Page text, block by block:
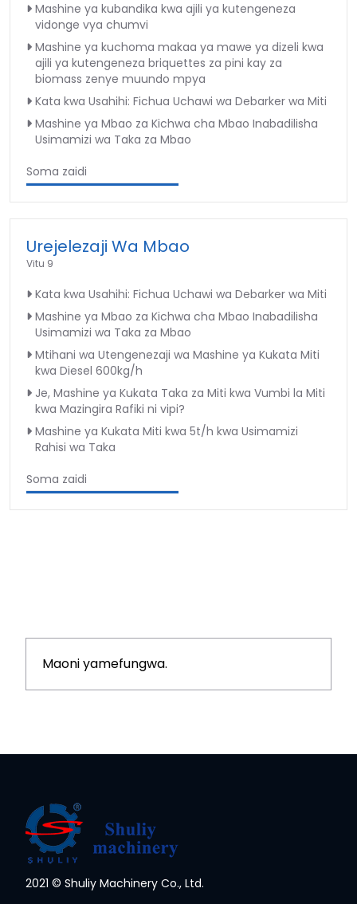
Mashine ya kubandika kwa ajili ya kutengeneza
vidonge vya chumvi
Mashine ya kuchoma makaa ya mawe ya dizeli kwa
ajili ya kutengeneza briquettes za pini kay za
biomass zenye muundo mpya
Kata kwa Usahihi: Fichua Uchawi wa Debarker wa Miti
Mashine ya Mbao za Kichwa cha Mbao Inabadilisha
Usimamizi wa Taka za Mbao
Soma zaidi
Urejelezaji Wa Mbao
Vitu 9
Kata kwa Usahihi: Fichua Uchawi wa Debarker wa Miti
Mashine ya Mbao za Kichwa cha Mbao Inabadilisha
Usimamizi wa Taka za Mbao
Mtihani wa Utengenezaji wa Mashine ya Kukata Miti
kwa Diesel 600kg/h
Je, Mashine ya Kukata Taka za Miti kwa Vumbi la Miti
kwa Mazingira Rafiki ni vipi?
Mashine ya Kukata Miti kwa 5t/h kwa Usimamizi
Rahisi wa Taka
Soma zaidi
Maoni yamefungwa.
2021 © Shuliy Machinery Co., Ltd.